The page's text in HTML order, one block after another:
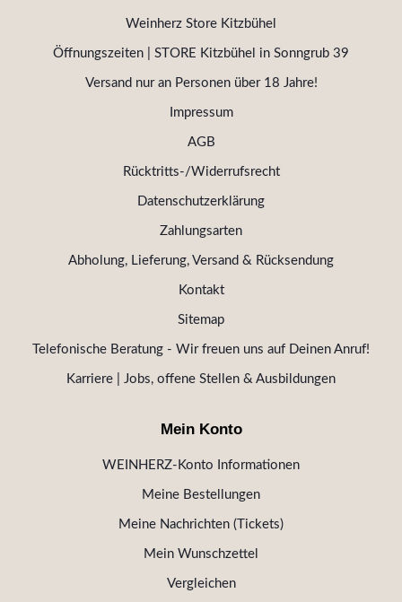
Weinherz Store Kitzbühel
Öffnungszeiten | STORE Kitzbühel in Sonngrub 39
Versand nur an Personen über 18 Jahre!
Impressum
AGB
Rücktritts-/Widerrufsrecht
Datenschutzerklärung
Zahlungsarten
Abholung, Lieferung, Versand & Rücksendung
Kontakt
Sitemap
Telefonische Beratung - Wir freuen uns auf Deinen Anruf!
Karriere | Jobs, offene Stellen & Ausbildungen
Mein Konto
WEINHERZ-Konto Informationen
Meine Bestellungen
Meine Nachrichten (Tickets)
Mein Wunschzettel
Vergleichen